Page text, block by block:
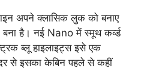
अपने क्लासिक लुक को बनाए
बना है। नई Nano में स्मूथ कर्व्ड
ब्लू हाइलाइट्स इसे एक
से इसका केबिन पहले से कहीं